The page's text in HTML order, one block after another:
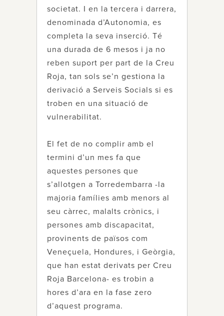
societat. I en la tercera i darrera,
denominada d’Autonomia, es
completa la seva inserció. Té
una durada de 6 mesos i ja no
reben suport per part de la Creu
Roja, tan sols se’n gestiona la
derivació a Serveis Socials si es
troben en una situació de
vulnerabilitat.
El fet de no complir amb el
termini d’un mes fa que
aquestes persones que
s’allotgen a Torredembarra -la
majoria famílies amb menors al
seu càrrec, malalts crònics, i
persones amb discapacitat,
provinents de països com
Veneçuela, Hondures, i Geòrgia,
que han estat derivats per Creu
Roja Barcelona- es trobin a
hores d’ara en la fase zero
d’aquest programa.